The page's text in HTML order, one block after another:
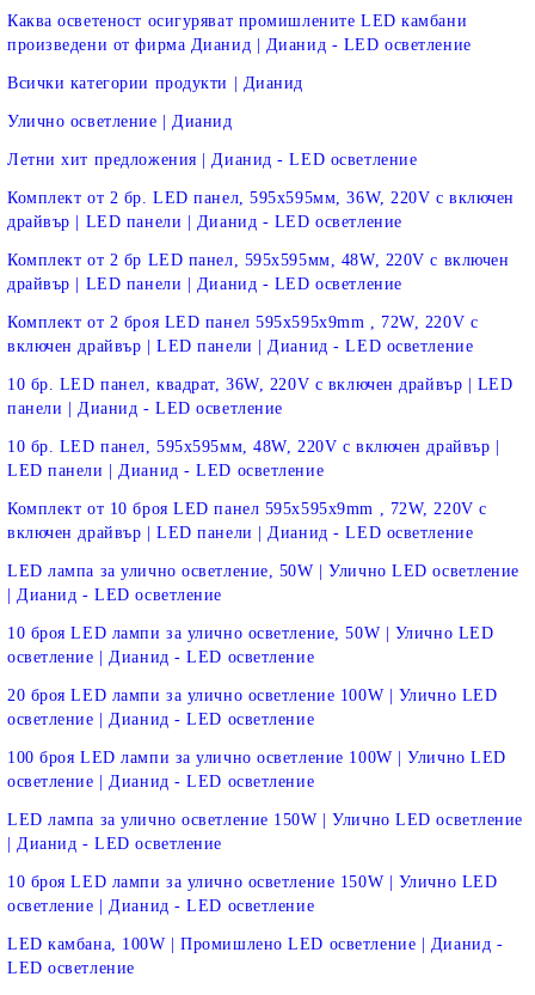
Каква осветеност осигуряват промишлените LED камбани
произведени от фирма Дианид | Дианид - LED осветление
Всички категории продукти | Дианид
Улично осветление | Дианид
Летни хит предложения | Дианид - LED осветление
Комплект от 2 бр. LED панел, 595х595мм, 36W, 220V с включен
драйвър | LED панели | Дианид - LED осветление
Комплект от 2 бр LED панел, 595х595мм, 48W, 220V с включен
драйвър | LED панели | Дианид - LED осветление
Комплект от 2 броя LED панел 595x595x9mm , 72W, 220V с
включен драйвър | LED панели | Дианид - LED осветление
10 бр. LED панел, квадрат, 36W, 220V с включен драйвър | LED
панели | Дианид - LED осветление
10 бр. LED панел, 595х595мм, 48W, 220V с включен драйвър |
LED панели | Дианид - LED осветление
Комплект от 10 броя LED панел 595x595x9mm , 72W, 220V с
включен драйвър | LED панели | Дианид - LED осветление
LED лампа за улично осветление, 50W | Улично LED осветление
| Дианид - LED осветление
10 броя LED лампи за улично осветление, 50W | Улично LED
осветление | Дианид - LED осветление
20 броя LED лампи за улично осветление 100W | Улично LED
осветление | Дианид - LED осветление
100 броя LED лампи за улично осветление 100W | Улично LED
осветление | Дианид - LED осветление
LED лампа за улично осветление 150W | Улично LED осветление
| Дианид - LED осветление
10 броя LED лампи за улично осветление 150W | Улично LED
осветление | Дианид - LED осветление
LED камбана, 100W | Промишлено LED осветление | Дианид -
LED осветление